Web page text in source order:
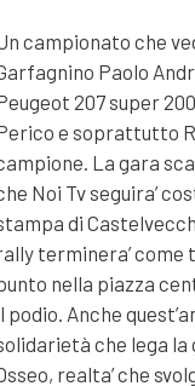
campionato che
Paolo
207 super
e soprattutto
La gara
Noi Tv seguira’
di
terminera’ come
nella piazza
podio. Anche
che lega la
realta’ che